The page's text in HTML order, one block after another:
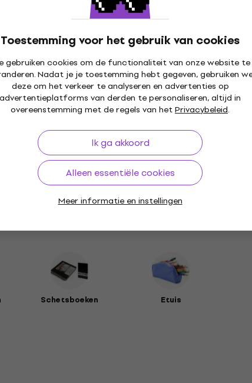
Toestemming voor het gebruik van cookies
gebruiken cookies om de functionaliteit van onze website te
Nadat je je toestemming hebt gegeven, gebruiken
deze om het verkeer te analyseren en advertenties op
advertentieplatforms van derden te personaliseren, altijd in
overeenstemming met de regels van hetPrivacybeleid.
Ik ga akkoord
Alleen essentiële cookies
Meer informatie en instellingen
Schetsboeken Etuis